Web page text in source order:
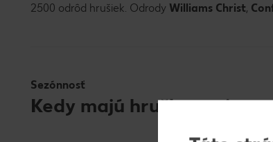
2500 odrôd hrušiek. Odrody Williams Christ,
Sezónnosť
Kedy majú hrušky svoju